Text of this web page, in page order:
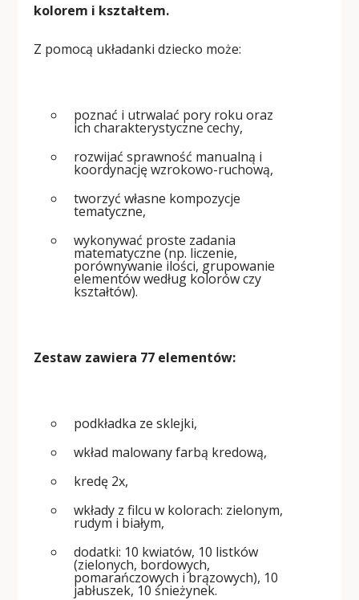
kolorem i kształtem.
Z pomocą układanki dziecko może:
poznać i utrwalać pory roku oraz
ich charakterystyczne cechy,
rozwijać sprawność manualną i
koordynację wzrokowo-ruchową,
tworzyć własne kompozycje
tematyczne,
wykonywać proste zadania
matematyczne (np. liczenie,
porównywanie ilości, grupowanie
elementów według kolorów czy
kształtów).
Zestaw zawiera 77 elementów:
podkładka ze sklejki,
wkład malowany farbą kredową,
kredę 2x,
wkłady z filcu w kolorach: zielonym,
rudym i białym,
dodatki: 10 kwiatów, 10 listków
(zielonych, bordowych,
pomarańczowych i brązowych), 10
jabłuszek, 10 śnieżynek.